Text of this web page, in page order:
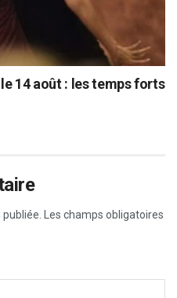
14 août : les temps forts
Les champs obligatoires